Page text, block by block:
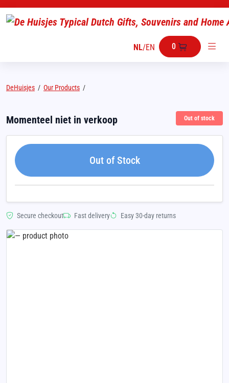
NL/EN 0
DeHuisjes / Our Products /
Momenteel niet in verkoop Out of stock
Out of Stock
Secure checkout Fast delivery Easy 30-day returns